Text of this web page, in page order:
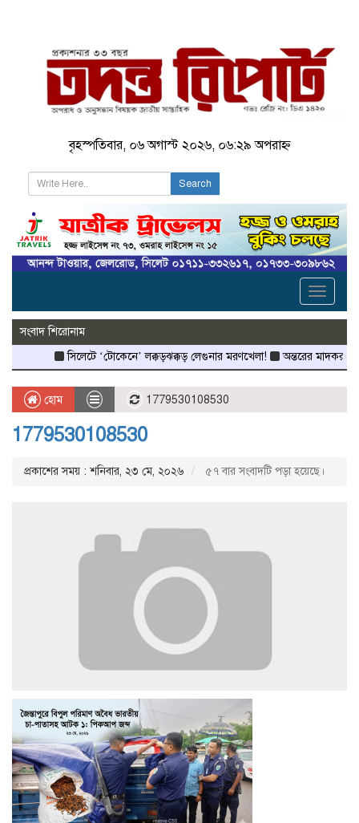
বৃহস্পতিবার, ০৬ অগাস্ট ২০২৬, ০৬:২৯ অপরাহ্ন
Search
Toggle
সংবাদ শিরোনাম
সিলেটে ‘টোকেনে’ লক্কড়ঝক্কড় লেগুনার মরণখেলা!
অন্তরের মাদকরাজ্যে
হোম 1779530108530
1779530108530
প্রকাশের সময় : শনিবার, ২৩ মে, ২০২৬ ৫৭ বার সংবাদটি পড়া হয়েছে।